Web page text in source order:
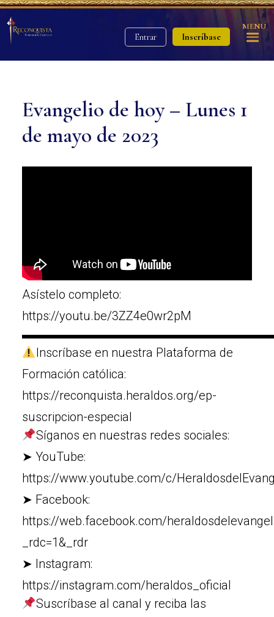
Entrar Inscríbase
MENU
Evangelio de hoy – Lunes 1
de mayo de 2023
Asístelo completo:
https://youtu.be/3ZZ4e0wr2pM
Inscríbase en nuestra Plataforma de
Formación católica:
https://reconquista.heraldos.org/ep-
suscripcion-especial
Síganos en nuestras redes sociales:
➤ YouTube:
https://www.youtube.com/c/
➤ Facebook:
https://web.facebook.com/
_rdc=1&_rdr
➤ Instagram:
https://instagram.com/heraldos_oficial
Suscríbase al canal y reciba las